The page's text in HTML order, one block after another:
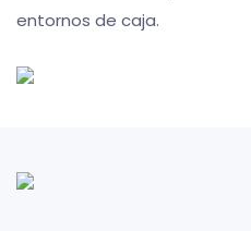
entornos de caja.